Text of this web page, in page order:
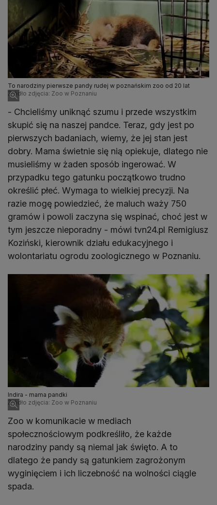
To narodziny pierwsze pandy rudej w poznańskim zoo od 20 lat
Źródło zdjęcia: Zoo w Poznaniu
- Chcieliśmy uniknąć szumu i przede wszystkim
skupić się na naszej pandce. Teraz, gdy jest po
pierwszych badaniach, wiemy, że jej stan jest
dobry. Mama świetnie się nią opiekuje, dlatego nie
musieliśmy w żaden sposób ingerować. W
przypadku tego gatunku początkowo trudno
określić płeć. Wymaga to wielkiej precyzji. Na
razie mogę powiedzieć, że maluch waży 750
gramów i powoli zaczyna się wspinać, choć jest w
tym jeszcze nieporadny - mówi tvn24.pl Remigiusz
Koziński, kierownik działu edukacyjnego i
wolontariatu ogrodu zoologicznego w Poznaniu.
Indira - mama pandki
Źródło zdjęcia: Zoo w Poznaniu
Zoo w komunikacie w mediach
społecznościowym podkreśliło, że każde
narodziny pandy są niemal jak święto. A to
dlatego że pandy są gatunkiem zagrożonym
wyginięciem i ich liczebność na wolności ciągle
spada.